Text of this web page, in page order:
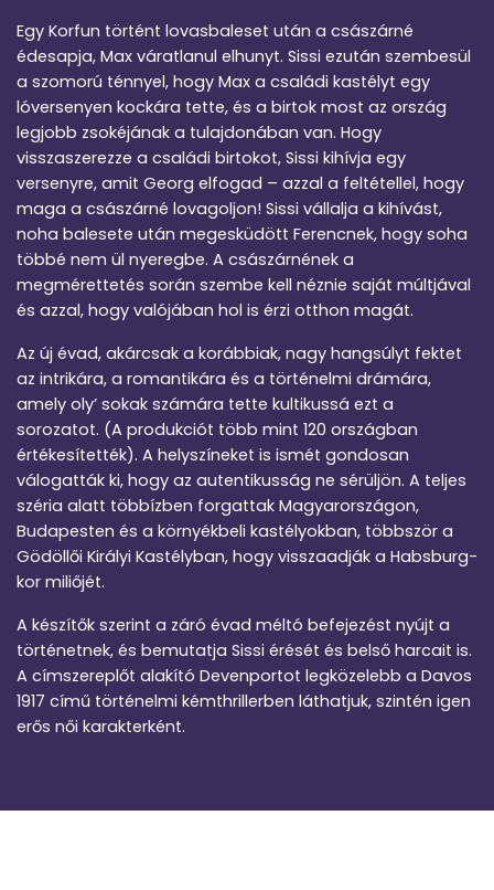
Egy Korfun történt lovasbaleset után a császárné
édesapja, Max váratlanul elhunyt. Sissi ezután szembesül
a szomorú ténnyel, hogy Max a családi kastélyt egy
lóversenyen kockára tette, és a birtok most az ország
legjobb zsokéjának a tulajdonában van. Hogy
visszaszerezze a családi birtokot, Sissi kihívja egy
versenyre, amit Georg elfogad – azzal a feltétellel, hogy
maga a császárné lovagoljon! Sissi vállalja a kihívást,
noha balesete után megesküdött Ferencnek, hogy soha
többé nem ül nyeregbe. A császárnének a
megmérettetés során szembe kell néznie saját múltjával
és azzal, hogy valójában hol is érzi otthon magát.
Az új évad, akárcsak a korábbiak, nagy hangsúlyt fektet
az intrikára, a romantikára és a történelmi drámára,
amely oly’ sokak számára tette kultikussá ezt a
sorozatot. (A produkciót több mint 120 országban
értékesítették). A helyszíneket is ismét gondosan
válogatták ki, hogy az autentikusság ne sérüljön. A teljes
széria alatt többízben forgattak Magyarországon,
Budapesten és a környékbeli kastélyokban, többször a
Gödöllői Királyi Kastélyban, hogy visszaadják a Habsburg-
kor miliőjét.
A készítők szerint a záró évad méltó befejezést nyújt a
történetnek, és bemutatja Sissi érését és belső harcait is.
A címszereplőt alakító Devenportot legközelebb a Davos
1917 című történelmi kémthrillerben láthatjuk, szintén igen
erős női karakterként.